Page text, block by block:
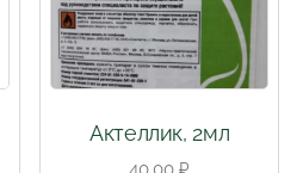
Актеллик, 2мл